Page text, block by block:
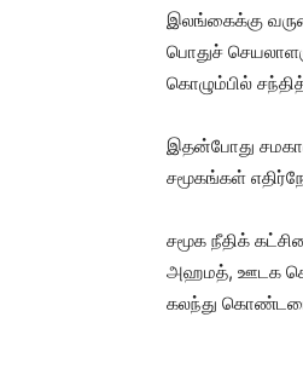
இலங்கைக்கு
பொதுச்
கொழும்பில்
இதன்போது
சமூகங்கள்
சமூக நீதிக்
அஹமத், ஊடக
கலந்து